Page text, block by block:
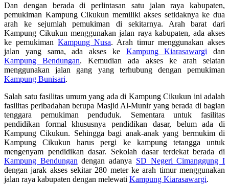
Dan dengan berada di perlintasan satu jalan raya kabupaten,
pemukiman Kampung Cikukun memiliki akses setidaknya ke dua
arah ke sejumlah pemukiman di sekitarnya. Arah barat dari
Kampung Cikukun menggunakan jalan raya kabupaten, ada akses
ke pemukiman Kampung Nusa. Arah timur menggunakan akses
jalan yang sama, ada akses ke Kampung Kiarasawargi dan
Kampung Bendungan. Kemudian ada akses ke arah selatan
menggunakan jalan gang yang terhubung dengan pemukiman
Kampung Bunisari.
Salah satu fasilitas umum yang ada di Kampung Cikukun ini adalah
fasilitas peribadahan berupa Masjid Al-Munir yang berada di bagian
tenggara pemukiman penduduk. Sementara untuk fasilitas
pendidikan formal khususnya pendidikan dasar, belum ada di
Kampung Cikukun. Sehingga bagi anak-anak yang bermukim di
Kampung Cikukun harus pergi ke kampung tetangga untuk
mengenyam pendidikan dasar. Sekolah dasar terdekat berada di
Kampung Bendungan dengan adanya SD Negeri Cimanggung I
dengan jarak akses sekitar 280 meter ke arah timur menggunakan
jalan raya kabupaten dengan melewati Kampung Kiarasawargi.